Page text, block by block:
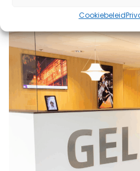
Cookiebeleid